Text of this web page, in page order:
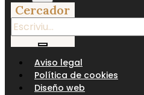
Cercador
Aviso legal
Política de cookies
Diseño web